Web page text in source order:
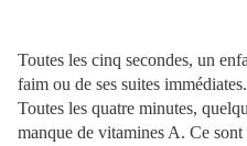
Toutes les cinq secondes, un
faim ou de ses suites
Toutes les quatre minutes,
manque de vitamines A. Ce